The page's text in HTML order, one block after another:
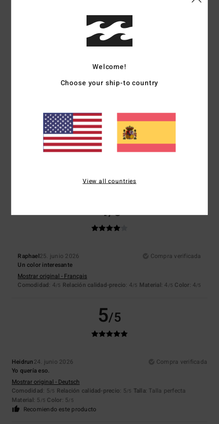
Relación calidad-precio: 5/5
Recomiendo este producto
5
Françoise2. julio 2026
Compra verificada
Bonito color y tejido de algodón puro
Recomiendo este producto
4/5
Raphael25. junio 2026
Compra verificada
Un color interesante
Mostrar original - Français
Comodidad: 4/5 Relación calidad-precio: 4/5 Material: 4 /5 Color: 4/5
5/5
Heidrun24. junio 2026
Compra verificada
Yo quería eso.
Mostrar original - Deutsch
Comodidad: 5/5 Relación calidad-precio: 5/5 Talla: Talla perfecta
Material: 5 /5 Color: 5/5
Recomiendo este producto
Welcome!
Choose your ship-to country
View all countries